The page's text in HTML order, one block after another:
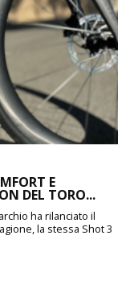
E
DEL TORO...
ha rilanciato il
la stessa Shot 3